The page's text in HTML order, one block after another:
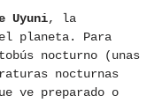
Uyuni, la
planeta. Para
nocturno (unas
nocturnas
ve preparado o